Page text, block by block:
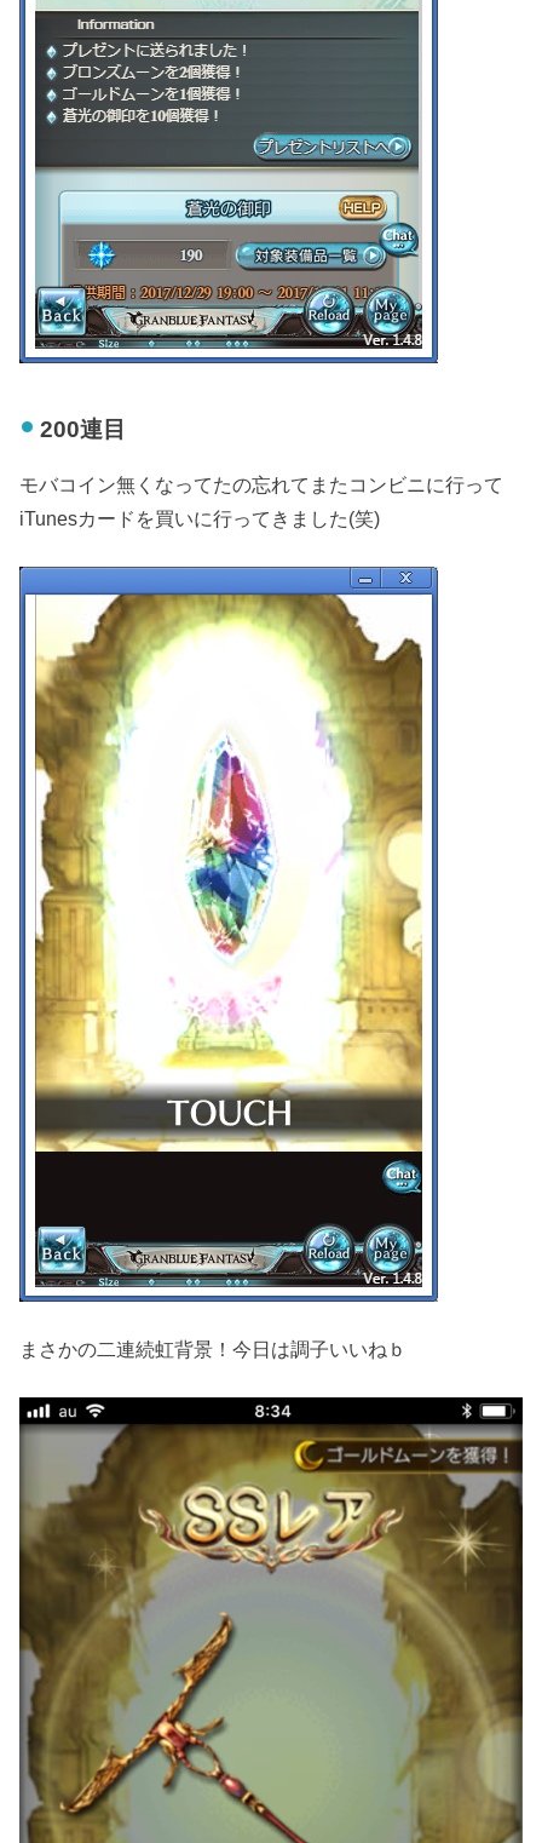
200連目
モバコイン無くなってたの忘れてまたコンビニに行って
iTunesカードを買いに行ってきました(笑)
まさかの二連続虹背景！今日は調子いいねｂ